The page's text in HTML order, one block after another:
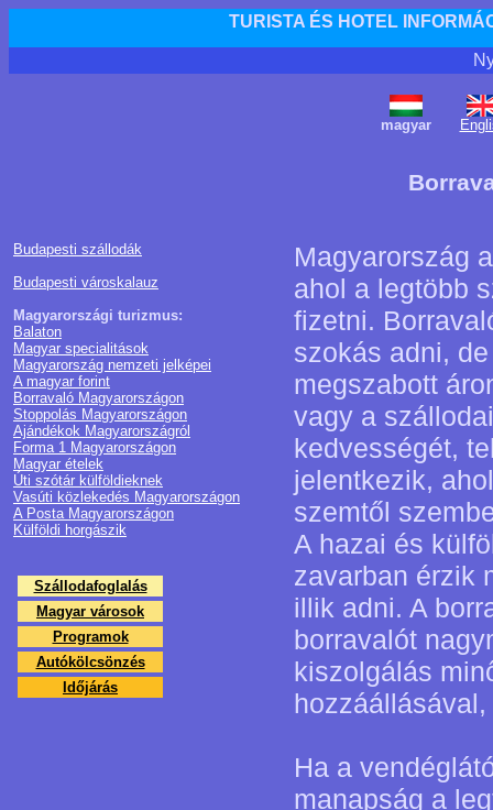
TURISTA ÉS HOTEL
magyar
Budapesti szállodák
Budapesti városkalauz
Magyarországi turizmus:
Balaton
Magyar specialitások
Magyarország nemzeti jelképei
A magyar forint
Borravaló Magyarországon
Stoppolás Magyarországon
Ajándékok Magyarországról
Forma 1 Magyarországon
Magyar ételek
Úti szótár külföldieknek
Vasúti közlekedés Magyarországon
A Posta Magyarországon
Külföldi horgászik
Szállodafoglalás
Magyar városok
Programok
Autókölcsönzés
Időjárás
Magyarország
ahol a legtöbb
fizetni.
szokás adni,
megszabott
vagy a
kedvességét,
jelentkezik,
szemtől
A hazai és
zavarban érzik
illik adni. A
borravalót
kiszolgálás
Ha a
manapság a